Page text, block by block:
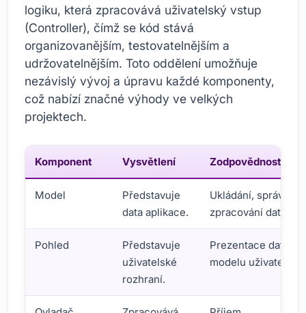
logiku, která zpracovává uživatelský vstup
(Controller), čímž se kód stává
organizovanějším, testovatelnějším a
udržovatelnějším. Toto oddělení umožňuje
nezávislý vývoj a úpravu každé komponenty,
což nabízí značné výhody ve velkých
projektech.
Komponent Vysvětlení Zodpovědnosti
Model
Představuje
data aplikace.
Ukládání, správa a
zpracování dat.
Pohled
Představuje
uživatelské
rozhraní.
Prezentace dat v
modelu uživateli.